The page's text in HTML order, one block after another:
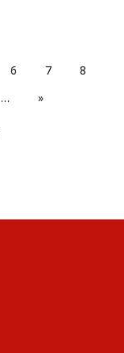
6 7
8
… »